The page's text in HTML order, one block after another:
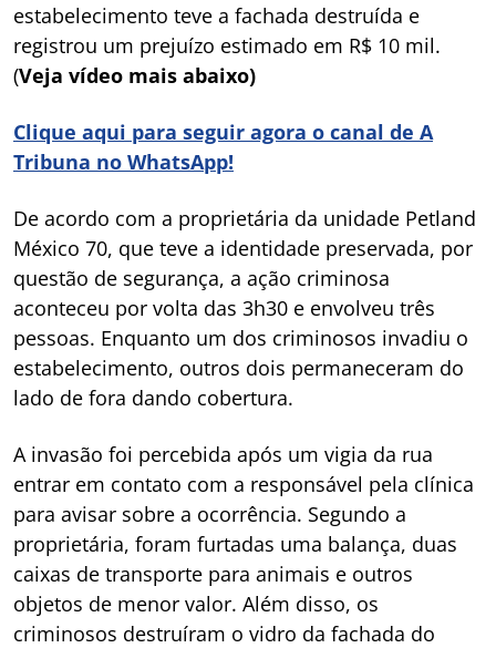
estabelecimento teve a fachada destruída e
registrou um prejuízo estimado em R$ 10 mil.
(Veja vídeo mais abaixo)
Clique aqui para seguir agora o canal de A
Tribuna no WhatsApp!
De acordo com a proprietária da unidade Petland
México 70, que teve a identidade preservada, por
questão de segurança, a ação criminosa
aconteceu por volta das 3h30 e envolveu três
pessoas. Enquanto um dos criminosos invadiu o
estabelecimento, outros dois permaneceram do
lado de fora dando cobertura.
A invasão foi percebida após um vigia da rua
entrar em contato com a responsável pela clínica
para avisar sobre a ocorrência. Segundo a
proprietária, foram furtadas uma balança, duas
caixas de transporte para animais e outros
objetos de menor valor. Além disso, os
criminosos destruíram o vidro da fachada do